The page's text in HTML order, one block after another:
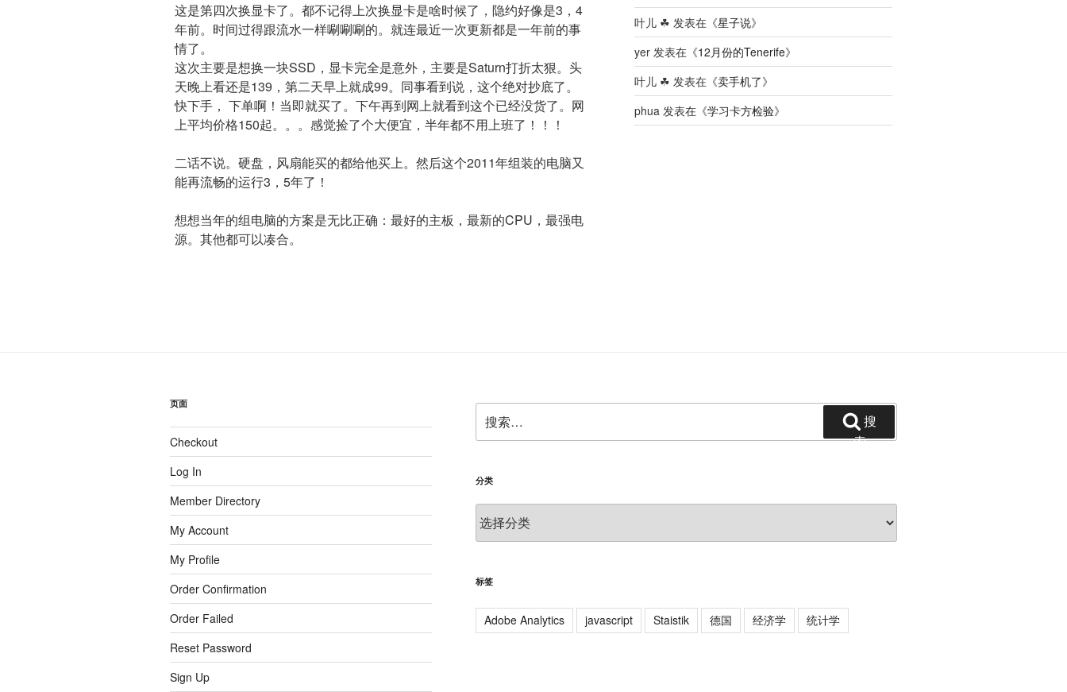
这是第四次换显卡了。都不记得上次换显卡是啥时候了，隐约好像是3，4
年前。时间过得跟流水一样唰唰唰的。就连最近一次更新都是一年前的事
情了。
这次主要是想换一块SSD，显卡完全是意外，主要是Saturn打折太狠。头
天晚上看还是139，第二天早上就成99。同事看到说，这个绝对抄底了。
快下手， 下单啊！当即就买了。下午再到网上就看到这个已经没货了。网
上平均价格150起。。。感觉捡了个大便宜，半年都不用上班了！！！
二话不说。硬盘，风扇能买的都给他买上。然后这个2011年组装的电脑又
能再流畅的运行3，5年了！
想想当年的组电脑的方案是无比正确：最好的主板，最新的CPU，最强电
源。其他都可以凑合。
叶儿 ☘ 发表在《星子说》
yer发表在《12月份的Tenerife》
叶儿 ☘ 发表在《卖手机了》
phua 发表在《学习卡方检验》
页面
Checkout
Log In
Member Directory
My Account
My Profile
Order Confirmation
Order Failed
Reset Password
Sign Up
索：
索
分类
类
标签
Adobe Analytics javascript Staistik 德国 经济学 统计学